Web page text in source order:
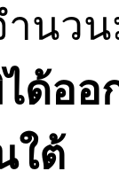
นว
ด้ออ
ใต้